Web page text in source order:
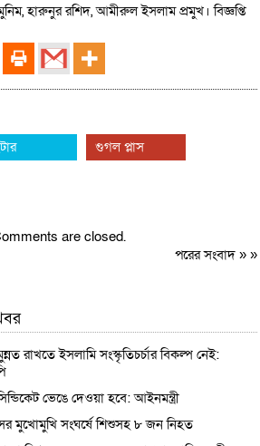
হারুনুর রশিদ, আমীরুল ইসলাম প্রমুখ। বিজ্ঞপ্তি
গুগল প্লাস
are closed.
পরের সংবাদ» »
রাখতে ইসলামি সংস্কৃতিচর্চার বিকল্প নেই:
ভেঙে দেওয়া হবে: আইনমন্ত্রী
মুখোমুখি সংঘর্ষে শিশুসহ ৮ জন নিহত